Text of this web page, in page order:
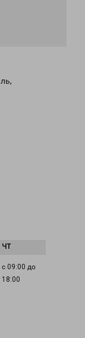
с 09:00 до
18:00